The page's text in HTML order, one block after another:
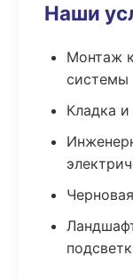
Наши
Монтаж
системы
Кладка